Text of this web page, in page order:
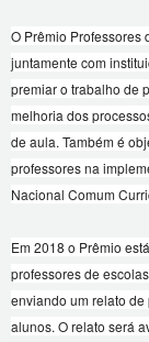
O Prêmio Professores
juntamente com
premiar o trabalho de
melhoria dos
de aula. Também é
professores na
Nacional Comum
Em 2018 o Prêmio
professores de
enviando um relato
alunos. O relato será